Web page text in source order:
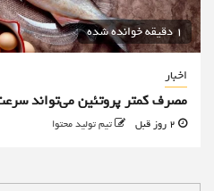
1 دقیقه خوانده شده
اخبار
مصرف کمتر پروتئین می‌تواند
تیم تولید محتوا